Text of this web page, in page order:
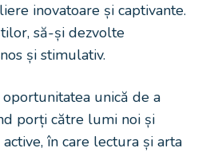
inovatoare și captivante.
să-și dezvolte
și stimulativ.
unică de a
porți către lumi noi și
în care lectura și arta